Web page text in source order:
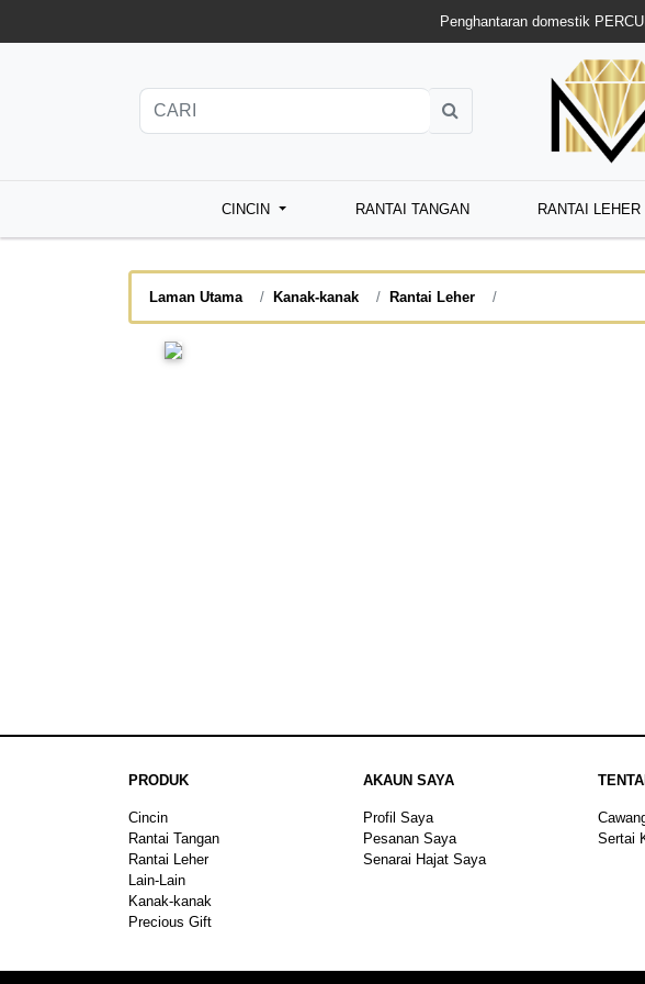
Penghantaran domestik
CINCIN RANTAI TANGAN RANTAI LEHER
Laman Utama Kanak-kanak Rantai Leher
PRODUK
Cincin
Rantai Tangan
Rantai Leher
Lain-Lain
Kanak-kanak
Precious Gift
AKAUN SAYA
Profil Saya
Pesanan Saya
Senarai Hajat Saya
Sertai